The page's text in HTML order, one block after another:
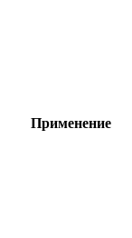
Применение